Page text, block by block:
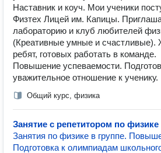
Наставник и коуч. Мои ученики
Физтех Лицей им. Капицы.
лабораторию и клуб любителей
(Креативные умные и счастливые).
ребят, готовых работать в команде.
Повышение успеваемости.
уважительное отношение к ученику.
Общий курс, физика
Занятие с репетитором по физике
Занятия по физике в группе.
Подготовка к олимпиадам